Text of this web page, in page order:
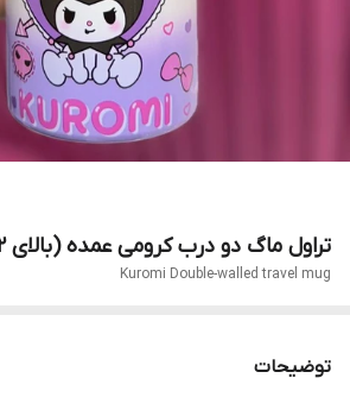
تراول ماگ دو درب کرومی عمده (بالای ۱۲عدد)کد om166
Kuromi Double-walled travel mug
توضیحات